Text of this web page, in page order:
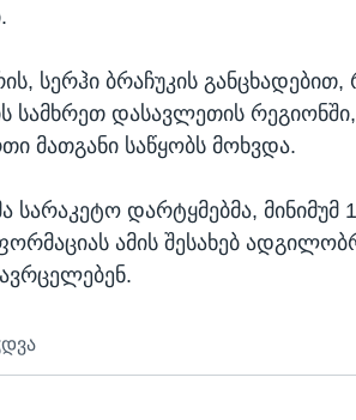
სერჰი ბრაჩუკის განცხადებით,
სამხრეთ დასავლეთის რეგიონში,
მათგანი საწყობს მოხვდა.
დარტყმებმა, მინიმუმ
ამის შესახებ